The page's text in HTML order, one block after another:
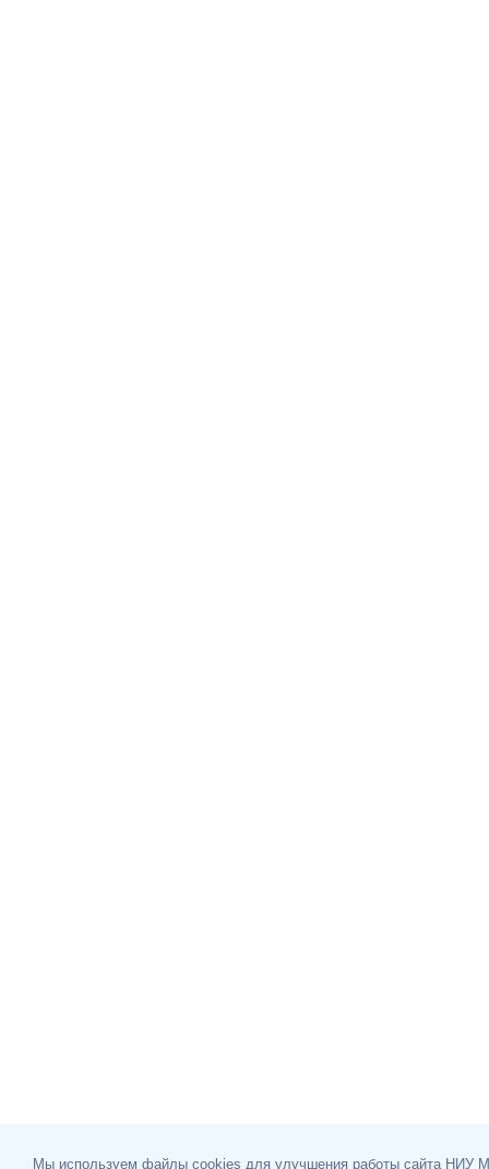
Мы используем файлы cookies для улучшения работы сайта НИУ